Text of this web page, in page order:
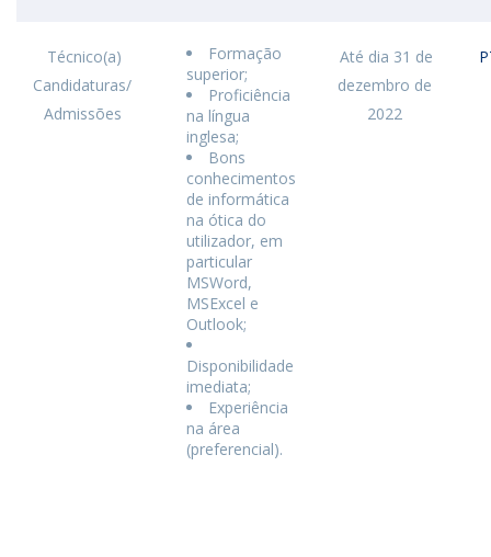
Técnico(a)
Candidaturas/
Admissões
Formação
superior;
Proficiência
na língua
inglesa;
Bons
conhecimentos
de informática
na ótica do
utilizador, em
particular
MSWord,
MSExcel e
Outlook;
Disponibilidade
imediata;
Experiência
na área
(preferencial).
Até dia 31 de
dezembro de
2022